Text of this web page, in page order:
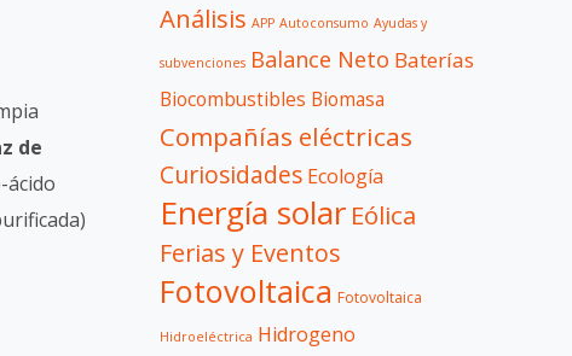
de
ácido
Análisis APP Autoconsumo Ayudas y
subvenciones Balance Neto Baterías
Biocombustibles Biomasa
Compañías eléctricas
Curiosidades Ecología
Energía solar Eólica
Ferias y Eventos
Fotovoltaica Fotovoltaica
Hidroeléctrica Hidrogeno